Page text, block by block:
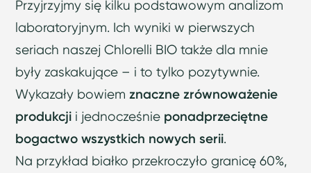
Przyjrzyjmy się kilku podstawowym analizom
laboratoryjnym. Ich wyniki w pierwszych
seriach naszej Chlorelli BIO także dla mnie
były zaskakujące – i to tylko pozytywnie.
Wykazały bowiemznaczne zrównoważenie
produkcji i jednocześnie ponadprzeciętne
bogactwo wszystkich nowych serii.
Na przykład białko przekroczyło granicę 60%,